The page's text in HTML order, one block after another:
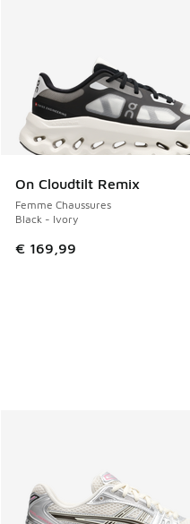
On Cloudtilt Remix
Femme Chaussures
Black - Ivory
€ 169,99